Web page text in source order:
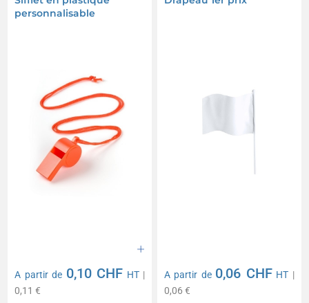
Produits dérivés vélo et cyclisme
personnalisable
A partir de 0,10 CHF HT|
0,11 €
A partir de 0,06 CHF HT |
0,06 €